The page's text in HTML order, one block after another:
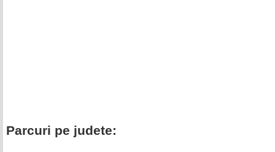
Parcuri pe judete: